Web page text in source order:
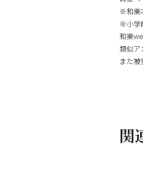
※和樂
※小学
和樂
類似ア
また
関